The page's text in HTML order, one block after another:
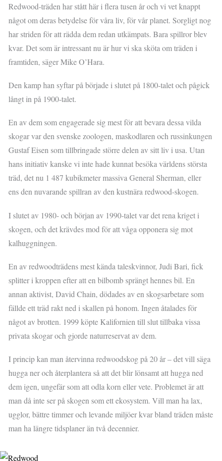
Redwood-träden har stått här i flera tusen år och vi vet knappt
något om deras betydelse för våra liv, för vår planet. Sorgligt nog
har striden för att rädda dem redan utkämpats. Bara spillror blev
kvar. Det som är intressant nu är hur vi ska sköta om träden i
framtiden, säger Mike O’Hara.
Den kamp han syftar på började i slutet på 1800-talet och pågick
långt in på 1900-talet.
En av dem som engagerade sig mest för att bevara dessa vilda
skogar var den svenske zoologen, maskodlaren och russinkungen
Gustaf Eisen som tillbringade större delen av sitt liv i usa. Utan
hans initiativ kanske vi inte hade kunnat besöka världens största
träd, det nu 1 487 kubikmeter massiva General Sherman, eller
ens den nuvarande spillran av den kustnära redwood-skogen.
I slutet av 1980- och början av 1990-talet var det rena kriget i
skogen, och det krävdes mod för att våga opponera sig mot
kalhuggningen.
En av redwoodträdens mest kända taleskvinnor, Judi Bari, fick
splitter i kroppen efter att en bilbomb sprängt hennes bil. En
annan aktivist, David Chain, dödades av en skogsarbetare som
fällde ett träd rakt ned i skallen på honom. Ingen åtalades för
något av brotten. 1999 köpte Kalifornien till slut tillbaka vissa
privata skogar och gjorde naturreservat av dem.
I princip kan man återvinna redwoodskog på 20 år – det vill säga
hugga ner och återplantera så att det blir lönsamt att hugga ned
dem igen, ungefär som att odla korn eller vete. Problemet är att
man då inte ser på skogen som ett ekosystem. Vill man ha lax,
ugglor, bättre timmer och levande miljöer kvar bland träden måste
man ha längre tidsplaner än två decennier.